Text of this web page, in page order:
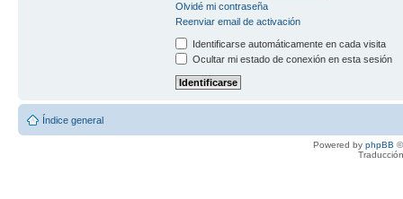
Olvidé mi contraseña
Reenviar email de activación
Identificarse automáticamente en cada visita
Ocultar mi estado de conexión en esta sesión
Índice general
Powered by phpBB